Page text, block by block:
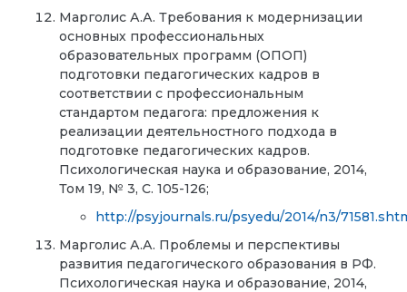
Марголис А.А. Требования к модернизации
основных профессиональных
образовательных программ (ОПОП)
подготовки педагогических кадров в
соответствии с профессиональным
стандартом педагога: предложения к
реализации деятельностного подхода в
подготовке педагогических кадров.
Психологическая наука и образование, 2014,
Том 19, № 3, С. 105-126;
http://psyjournals.ru/psyedu/2014/n3/
Марголис А.А. Проблемы и перспективы
развития педагогического образования в РФ.
Психологическая наука и образование, 2014,